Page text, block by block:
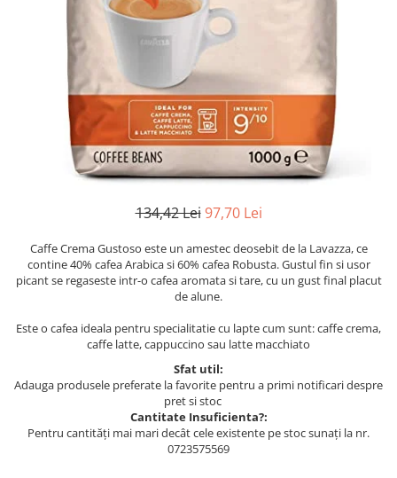
134,42 Lei 97,70 Lei
Caffe Crema Gustoso este un amestec deosebit de la Lavazza, ce
contine 40% cafea Arabica si 60% cafea Robusta. Gustul fin si usor
picant se regaseste intr-o cafea aromata si tare, cu un gust final placut
de alune.
Este o cafea ideala pentru specialitatie cu lapte cum sunt: caffe crema,
caffe latte, cappuccino sau latte macchiato
Sfat util:
Adauga produsele preferate la favorite pentru a primi notificari despre
pret si stoc
Cantitate Insuficienta?:
Pentru cantități mai mari decât cele existente pe stoc sunați la nr.
0723575569